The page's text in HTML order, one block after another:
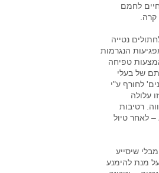
לחמם
נטייה
הנגרמות
טפיחה
של בעלי
לחורף ע"י
עלולה
רטיבות
לאחר טיול
שיסייע
מנת להימנע